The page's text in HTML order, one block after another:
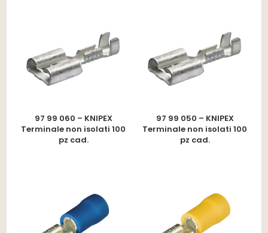
97 99 060 – KNIPEX
Terminale non isolati 100
pz cad.
97 99 050 – KNIPEX
Terminale non isolati 100
pz cad.